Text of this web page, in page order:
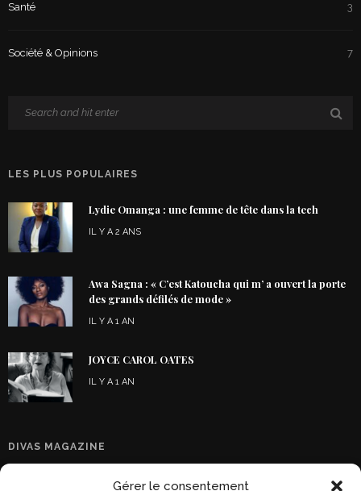
Gérer le consentement
Santé 3
Société & Opinions 7
LES PLUS POPULAIRES
Lydie Omanga : une femme de tête dans la tech
IL Y A 2 ANS
Awa Sagna : « C’est Katoucha qui m’ a ouvert la porte
des grands défilés de mode »
IL Y A 1 AN
JOYCE CAROL OATES
IL Y A 1 AN
DIVAS MAGAZINE